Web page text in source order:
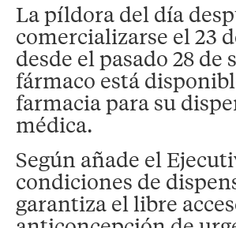
La píldora del día
comercializarse el 23
desde el pasado 28
fármaco está
farmacia para su
médica.
Según añade el
condiciones de
garantiza el libre